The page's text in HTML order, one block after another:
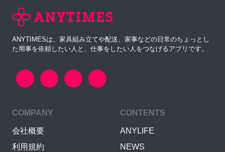
ANYTIMESは、家具組み立てや配送、家事などの日常のちょっとし
た用事を依頼したい人と、仕事をしたい人をつなげるアプリです。
COMPANY
会社概要
利用規約
CONTENTS
ANYLIFE
NEWS